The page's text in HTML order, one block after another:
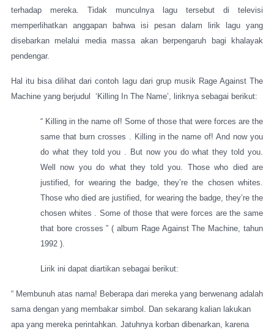
terhadap mereka. Tidak munculnya lagu tersebut di televisi
memperlihatkan anggapan bahwa isi pesan dalam lirik lagu yang
disebarkan melalui media massa akan berpengaruh bagi khalayak
pendengar.
Hal itu bisa dilihat dari contoh lagu dari grup musik Rage Against The
Machine yang berjudul
‘Killing In The Name’, liriknya sebagai berikut:
“ Killing in the name of! Some of those that were forces are the
same that burn crosses . Killing in the name of! And now you
do what they told you . But now you do what they told you.
Well now you do what they told you. Those who died are
justified, for wearing the badge, they’re the chosen whites.
Those who died are justified, for wearing the badge, they’re the
chosen whites . Some of those that were forces are the same
that bore crosses ” ( album Rage Against The Machine, tahun
1992 ).
Lirik ini dapat diartikan sebagai berikut:
“ Membunuh atas nama! Beberapa dari mereka yang berwenang adalah
sama dengan yang membakar simbol. Dan sekarang kalian lakukan
apa yang mereka perintahkan. Jatuhnya korban dibenarkan, karena